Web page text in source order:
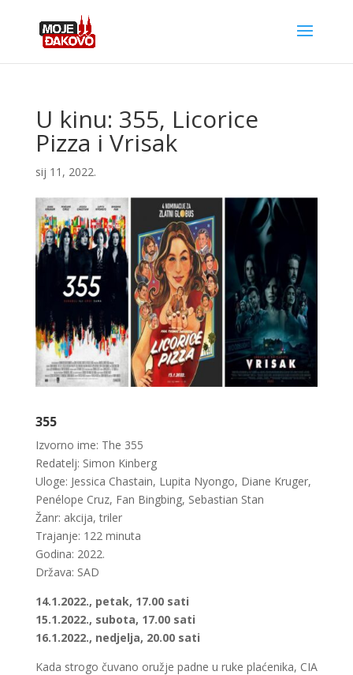
U kinu: 355, Licorice
Pizza i Vrisak
sij 11, 2022.
355
Izvorno ime: The 355
Redatelj: Simon Kinberg
Uloge: Jessica Chastain, Lupita Nyongo, Diane Kruger,
Penélope Cruz, Fan Bingbing, Sebastian Stan
Žanr: akcija, triler
Trajanje: 122 minuta
Godina: 2022.
Država: SAD
14.1.2022., petak, 17.00 sati
15.1.2022., subota, 17.00 sati
16.1.2022., nedjelja, 20.00 sati
Kada strogo čuvano oružje padne u ruke plaćenika, CIA